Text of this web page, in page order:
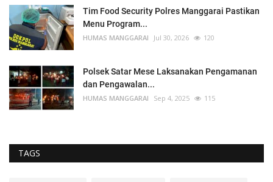
Tim Food Security Polres Manggarai Pastikan
Menu Program...
HUMAS MANGGARAI Jul 30, 2026 120
Polsek Satar Mese Laksanakan Pengamanan
dan Pengawalan...
HUMAS MANGGARAI Sep 4, 2025 115
TAGS